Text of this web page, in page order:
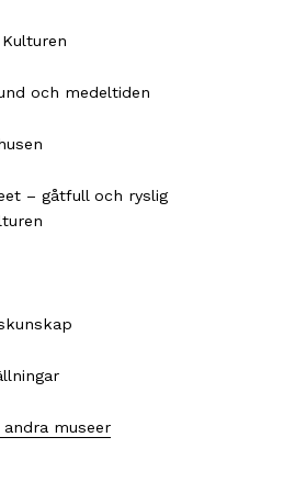
och medeltiden
– gåtfull och ryslig
andra museer